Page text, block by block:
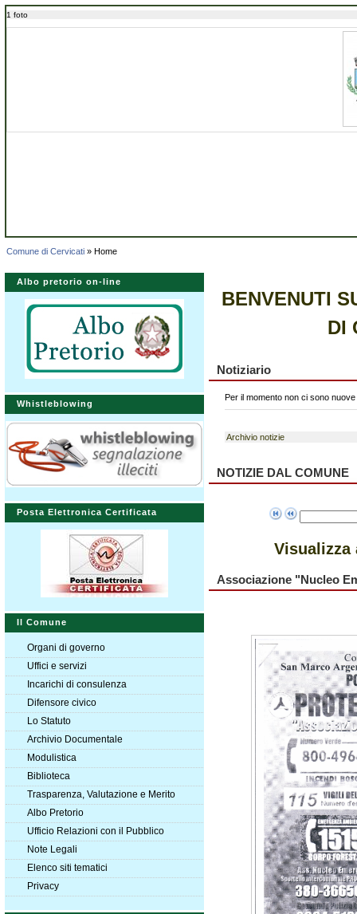
1 foto
Comune di Cervicati » Home
Albo pretorio on-line
Whistleblowing
Posta Elettronica Certificata
Il Comune
Organi di governo
Uffici e servizi
Incarichi di consulenza
Difensore civico
Lo Statuto
Archivio Documentale
Modulistica
Biblioteca
Trasparenza, Valutazione e Merito
Albo Pretorio
Ufficio Relazioni con il Pubblico
Note Legali
Elenco siti tematici
Privacy
BENVENUTI
DI
Notiziario
Per il momento non ci sono nuove
Archivio notizie
NOTIZIE DAL COMUNE
Associazione "Nucleo